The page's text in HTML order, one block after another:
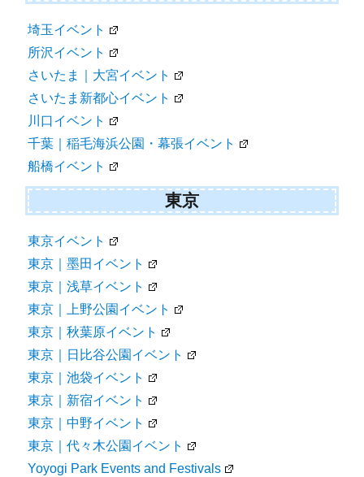
埼玉イベント
所沢イベント
さいたま｜大宮イベント
さいたま新都心イベント
川口イベント
千葉｜稲毛海浜公園・幕張イベント
船橋イベント
東京
東京イベント
東京｜墨田イベント
東京｜浅草イベント
東京｜上野公園イベント
東京｜秋葉原イベント
東京｜日比谷公園イベント
東京｜池袋イベント
東京｜新宿イベント
東京｜中野イベント
東京｜代々木公園イベント
Yoyogi Park Events and Festivals